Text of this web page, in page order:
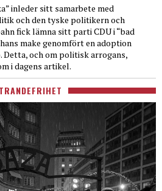
inleder sitt samarbete med
och den tyske politikern och
fick lämna sitt parti CDU i “bad
make genomfört en adoption
Detta, och om politisk arrogans,
i dagens artikel.